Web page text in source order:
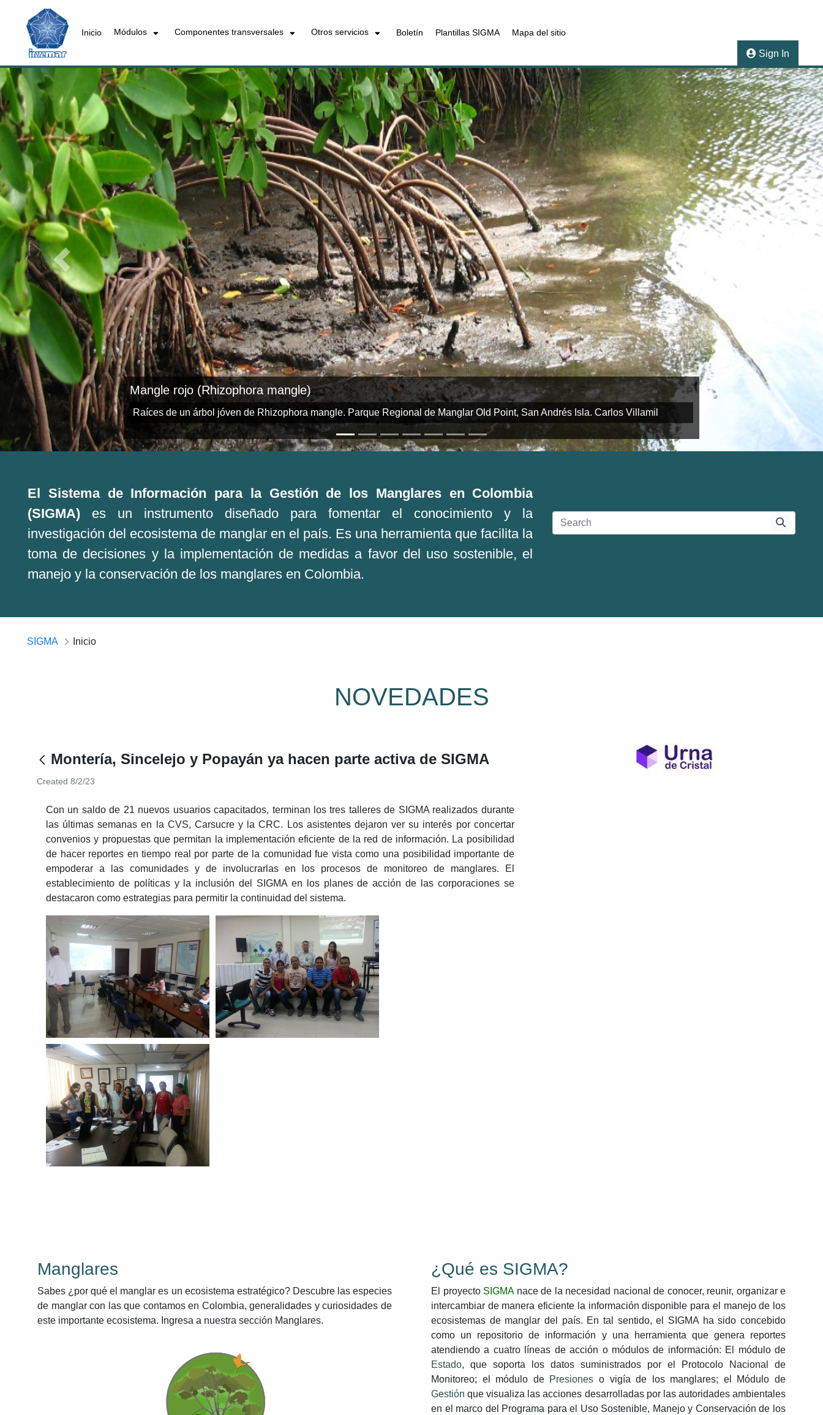
Inicio Módulos Componentes transversales Otros servicios Boletín Plantillas SIGMA Mapa del sitio
Sign In
Piñuelo (Pelliciera rhizophorae)
Caño Salado, Cispatá. Córdoba. Autor: Selene Rojas Aguirre-Invemar
Previous
El Sistema de Información para la Gestión de los Manglares en Colombia
(SIGMA) es un instrumento diseñado para fomentar el conocimiento y la
investigación del ecosistema de manglar en el país. Es una herramienta que facilita la
toma de decisiones y la implementación de medidas a favor del uso sostenible, el
manejo y la conservación de los manglares en Colombia.
SIGMA Inicio
NOVEDADES
Montería, Sincelejo y Popayán ya hacen parte activa de SIGMA
Created 8/2/23
Con un saldo de 21 nuevos usuarios capacitados, terminan los tres talleres de SIGMA realizados durante
las últimas semanas en la CVS, Carsucre y la CRC. Los asistentes dejaron ver su interés por concertar
convenios y propuestas que permitan la implementación eficiente de la red de información. La posibilidad
de hacer reportes en tiempo real por parte de la comunidad fue vista como una posibilidad importante de
empoderar a las comunidades y de involucrarlas en los procesos de monitoreo de manglares. El
establecimiento de políticas y la inclusión del SIGMA en los planes de acción de las corporaciones se
destacaron como estrategias para permitir la continuidad del sistema.
Manglares
Sabes ¿por qué el manglar es un ecosistema estratégico? Descubre las especies
de manglar con las que contamos en Colombia, generalidades y curiosidades de
este importante ecosistema. Ingresa a nuestra sección Manglares.
¿Qué es SIGMA?
El proyecto SIGMAnace de la necesidad nacional de conocer, reunir, organizar e
intercambiar de manera eficiente la información disponible para el manejo de los
ecosistemas de manglar del país. En tal sentido, el SIGMA ha sido concebido
como un repositorio de información y una herramienta que genera reportes
atendiendo a cuatro líneas de acción o módulos de información: El módulo de
Estado, que soporta los datos suministrados por el Protocolo Nacional de
Monitoreo; el módulo dePresiones o vigía de los manglares; el Módulo de
Gestión que visualiza las acciones desarrolladas por las autoridades ambientales
en el marco del Programa para el Uso Sostenible, Manejo y Conservación de los